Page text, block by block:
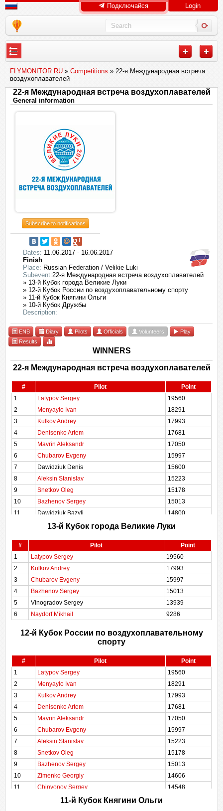
Подключайся Login
---
FLYMONITOR.RU » Competitions » 22-я Международная встреча
воздухоплавателей
22-я Международная встреча воздухоплавателей
General information
Subscribe to notifications
Dates: 11.06.2017 - 16.06.2017
Finish
Place: Russian Federation / Velikie Luki
Subevent:22-я Международная встреча воздухоплавателей
» 13-й Кубок города Великие Луки
» 12-й Кубок России по воздухоплавательному спорту
» 11-й Кубок Княгини Ольги
» 10-й Кубок Дружбы
Description:
ENB Diary Pilots Officials Volunteers
Play
Results
WINNERS
22-я Международная встреча воздухоплавателей
# Pilot
Point
1
Latypov Sergey
19560
2
Menyaylo Ivan
18291
3
Kulkov Andrey
17993
4
Denisenko Artem
17681
5
Mavrin Aleksandr
17050
6
Chubarov Evgeny
15997
7
Dawidziuk Denis
15600
8
Aleksin Stanislav
15223
9
Snetkov Oleg
15178
10
Bazhenov Sergey
15013
11
Dawidziuk Bazyli
14800
Zimenko Georgiy
14606
14
14406
15
Vinogradov Sergey
13939
16
Zhokhov Dmitriy
13832
17
Zhokhov Oleg
12777
18
Volodin Denis (F)
11495
19
Kuzminykh Dmitriy
10712
20
Oparina Maria
10622
Brigis Martins
9609
25
Naydorf Mikhail
9286
26
Volodin Denis
9092
27
Levdin Oleg
8119
28
Gilaev Emil
6634
29
Tomurov Michael
6558
30
Nasonova Diana
6218
31
Vertiprakhov Vladimir
5532
32
Tomas Jarabek
5279
33
Kotyukova Marina
5074
34
Shelyakina Natalia 3443
13-й Кубок города Великие Луки
# Pilot
Point
1
Latypov Sergey
19560
2
Kulkov Andrey
17993
3
Chubarov Evgeny
15997
4
Bazhenov Sergey
15013
5
Vinogradov Sergey
13939
6
Naydorf Mikhail 9286
12-й Кубок России по воздухоплавательному
спорту
# Pilot
Point
1
Latypov Sergey
19560
2
Menyaylo Ivan
18291
3
Kulkov Andrey
17993
4
Denisenko Artem
17681
5
Mavrin Aleksandr
17050
6
Chubarov Evgeny
15997
7
Aleksin Stanislav
15223
8
Snetkov Oleg
15178
9
Bazhenov Sergey
15013
10
Zimenko Georgiy
14606
11
Chinyonov Sergey
14548
Vertiprakhov Ilia11-й Кубок Княгини Ольги